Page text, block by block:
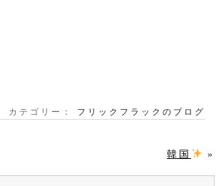
カテゴリー： フリックフラックのブログ
韓国 »